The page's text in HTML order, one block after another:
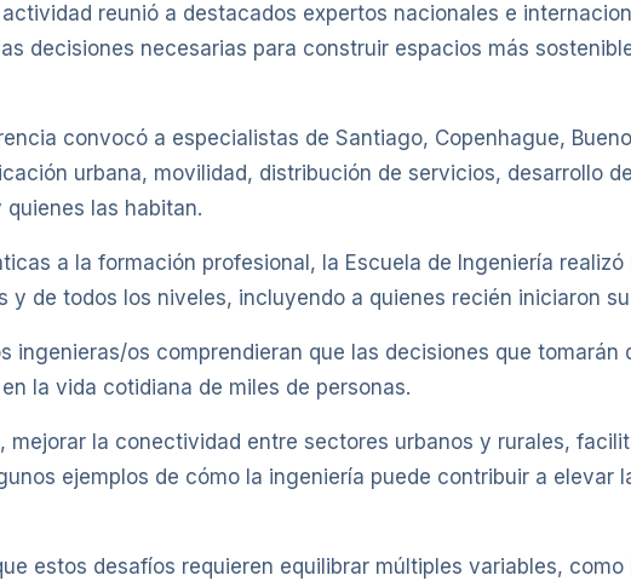
reunió a destacados expertos nacionales e
decisiones necesarias para construir espacios más
convocó a especialistas de Santiago, Copenhague,
urbana, movilidad, distribución de servicios, desarrollo
las habitan.
a la formación profesional, la Escuela de Ingeniería
y de todos los niveles, incluyendo a quienes recién iniciaron
ingenieras/os comprendieran que las decisiones que tomarán
la vida cotidiana de miles de personas.
mejorar la conectividad entre sectores urbanos y rurales,
ejemplos de cómo la ingeniería puede contribuir a elevar
estos desafíos requieren equilibrar múltiples variables,